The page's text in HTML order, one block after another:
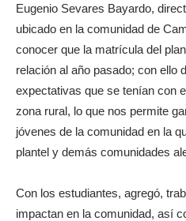
Eugenio Sevares Bayardo,
ubicado en la comunidad de
conocer que la matrícula del
relación al año pasado; con ello
expectativas que se tenían con
zona rural, lo que nos permite
jóvenes de la comunidad en la
plantel y demás comunidades
Con los estudiantes, agregó,
impactan en la comunidad, así